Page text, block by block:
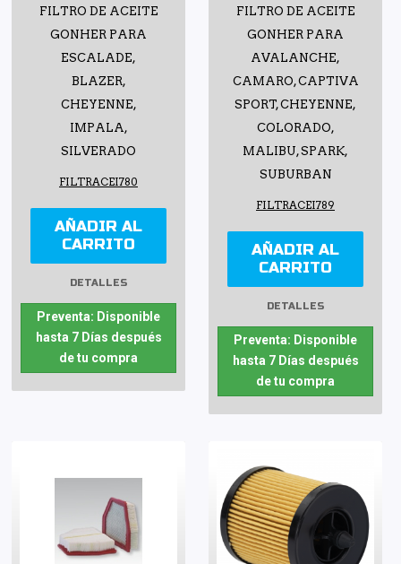
FILTRO DE ACEITE
GONHER PARA
ESCALADE,
BLAZER,
CHEYENNE,
IMPALA,
SILVERADO
FILTRACEI780
AÑADIR AL
CARRITO
DETALLES
Preventa: Disponible
hasta 7 Días después
de tu compra
FILTRO DE ACEITE
GONHER PARA
AVALANCHE,
CAMARO, CAPTIVA
SPORT, CHEYENNE,
COLORADO,
MALIBU, SPARK,
SUBURBAN
FILTRACEI789
AÑADIR AL
CARRITO
DETALLES
Preventa: Disponible
hasta 7 Días después
de tu compra